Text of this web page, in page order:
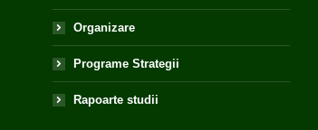
Organizare
Programe Strategii
Rapoarte studii